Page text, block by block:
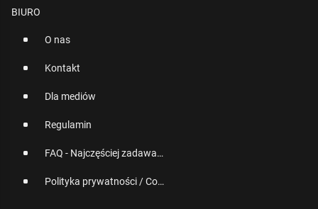
BIURO
O nas
Kontakt
Dla mediów
Regulamin
FAQ - Najczęściej zadawane pytania
Polityka prywatności / Cookies